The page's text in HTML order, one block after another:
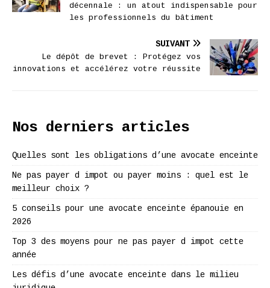
décennale : un atout indispensable pour
les professionnels du bâtiment
SUIVANT
Le dépôt de brevet : Protégez vos
innovations et accélérez votre réussite
Nos derniers articles
Quelles sont les obligations d’une avocate enceinte
Ne pas payer d impot ou payer moins : quel est le
meilleur choix ?
5 conseils pour une avocate enceinte épanouie en
2026
Top 3 des moyens pour ne pas payer d impot cette
année
Les défis d’une avocate enceinte dans le milieu